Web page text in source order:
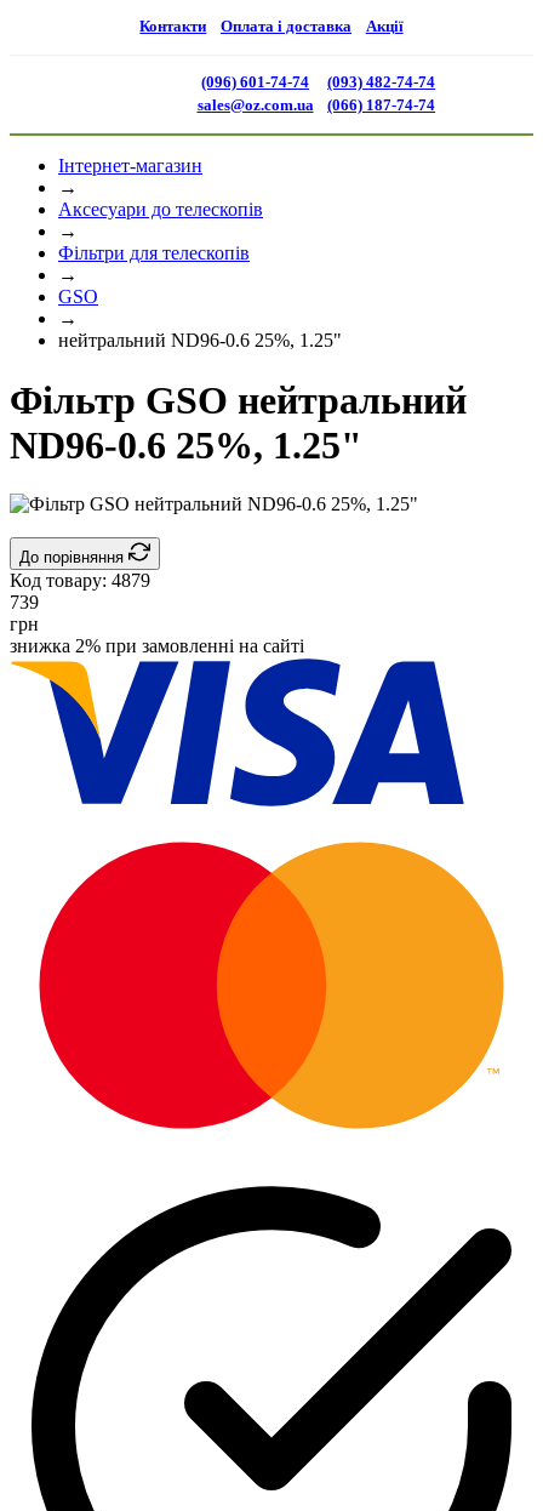
Контакти Оплата і доставка Акції
(096) 601-74-74
sales@oz.com.ua
(093) 482-74-74
(066) 187-74-74
Інтернет-магазин
→
Аксесуари до телескопів
→
Фільтри для телескопів
→
GSO
→
нейтральний ND96-0.6 25%, 1.25"
Фільтр GSO нейтральний
ND96-0.6 25%, 1.25"
До порівняння
Код товару: 4879
739
грн
знижка 2% при замовленні на сайті